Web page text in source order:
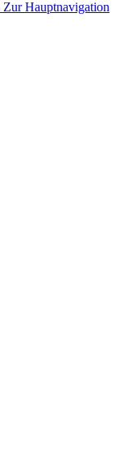
Zur Hauptnavigation